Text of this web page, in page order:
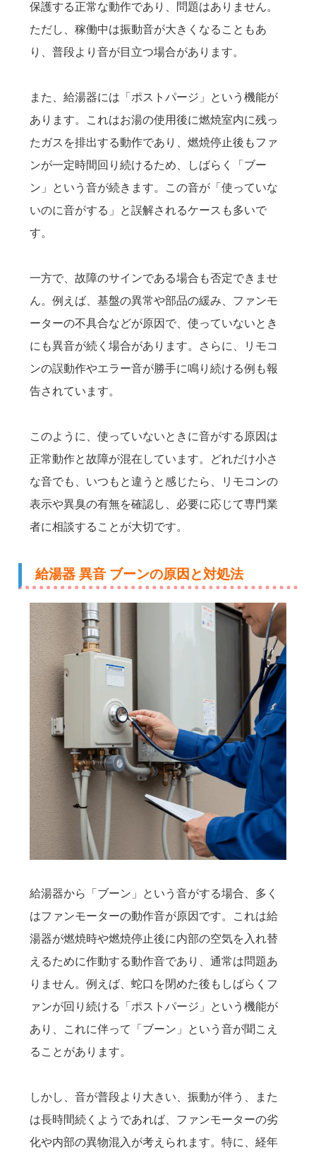
保護する正常な動作であり、問題はありません。
ただし、稼働中は振動音が大きくなることもあ
り、普段より音が目立つ場合があります。
また、給湯器には「ポストパージ」という機能が
あります。これはお湯の使用後に燃焼室内に残っ
たガスを排出する動作であり、燃焼停止後もファ
ンが一定時間回り続けるため、しばらく「ブー
ン」という音が続きます。この音が「使っていな
いのに音がする」と誤解されるケースも多いで
す。
一方で、故障のサインである場合も否定できませ
ん。例えば、基盤の異常や部品の緩み、ファンモ
ーターの不具合などが原因で、使っていないとき
にも異音が続く場合があります。さらに、リモコ
ンの誤動作やエラー音が勝手に鳴り続ける例も報
告されています。
このように、使っていないときに音がする原因は
正常動作と故障が混在しています。どれだけ小さ
な音でも、いつもと違うと感じたら、リモコンの
表示や異臭の有無を確認し、必要に応じて専門業
者に相談することが大切です。
給湯器 異音 ブーンの原因と対処法
給湯器から「ブーン」という音がする場合、多く
はファンモーターの動作音が原因です。これは給
湯器が燃焼時や燃焼停止後に内部の空気を入れ替
えるために作動する動作音であり、通常は問題あ
りません。例えば、蛇口を閉めた後もしばらくフ
ァンが回り続ける「ポストパージ」という機能が
あり、これに伴って「ブーン」という音が聞こえ
ることがあります。
しかし、音が普段より大きい、振動が伴う、また
は長時間続くようであれば、ファンモーターの劣
化や内部の異物混入が考えられます。特に、経年